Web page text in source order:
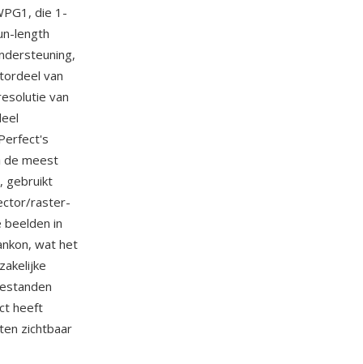
die 1-
length
van
van
de meest
gebruikt
raster-
beelden in
wat het
heeft
zichtbaar